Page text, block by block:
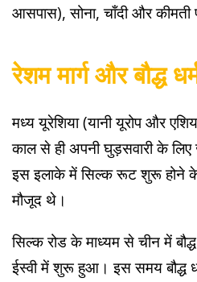
आसपास), सोना, चाँदी और कीमती
रेशम मार्ग और बौद्ध
मध्य यूरेशिया (यानी यूरोप और
काल से ही अपनी घुड़सवारी के लिए
इस इलाके में सिल्क रूट शुरू होने
मौजूद थे।
सिल्क रोड के माध्यम से चीन में बौद्ध
ईस्वी में शुरू हुआ। इस समय बौद्ध